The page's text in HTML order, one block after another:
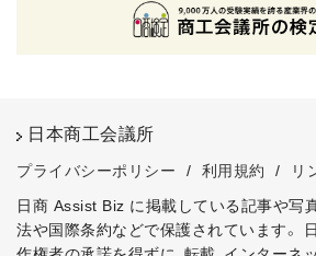
日本商工会議所
プライバシーポリシー / 利用規約 /
リ
日商 Assist Biz に掲載している記事や写
法や国際条約などで保護されています。